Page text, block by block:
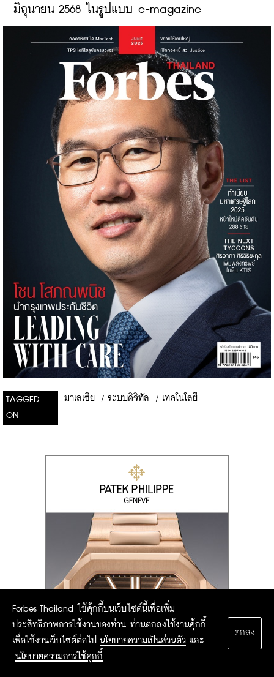
มิถุนายน 2568 ในรูปแบบ e-magazine
TAGGED
ON
มาเลเซีย / ระบบดิจิทัล / เทคโนโลยี
Forbes Thailand ใช้คุ้กกี้บนเว็บไซต์นี้เพื่อเพิ่ม
ประสิทธิภาพการใช้งานของท่าน ท่านตกลงใช้งานคุ้กกี้
เพื่อใช้งานเว็บไซต์ต่อไป นโยบายความเป็นส่วนตัว และ
นโยบายความการใช้คุกกี้
ตกลง